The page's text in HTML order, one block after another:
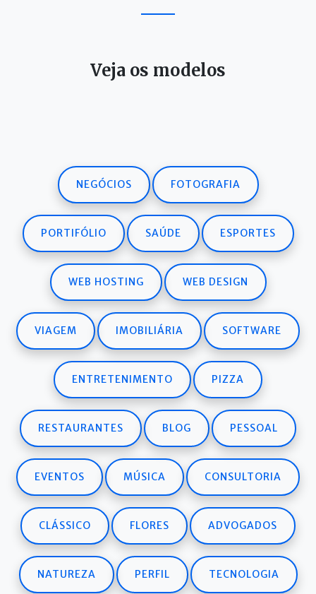
Veja os modelos
NEGÓCIOS FOTOGRAFIA
PORTIFÓLIO SAÚDE ESPORTES
WEB HOSTING WEB DESIGN
VIAGEM IMOBILIÁRIA SOFTWARE
ENTRETENIMENTO PIZZA
RESTAURANTES BLOG PESSOAL
EVENTOS MÚSICA CONSULTORIA
CLÁSSICO FLORES ADVOGADOS
NATUREZA PERFIL TECNOLOGIA